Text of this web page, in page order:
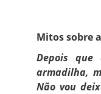
Mitos sobre
Depois
armadilha,
Não vou